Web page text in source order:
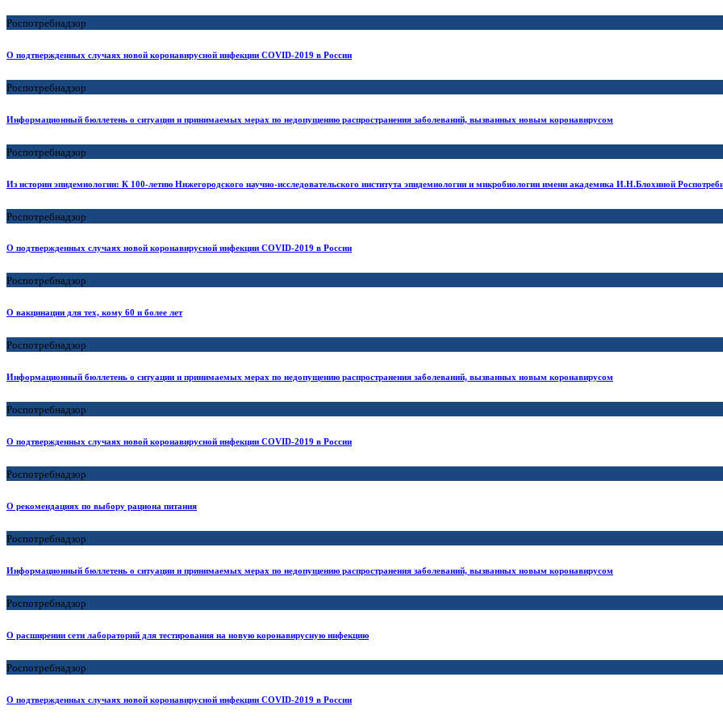
Роспотребнадзор
О подтвержденных случаях новой коронавирусной инфекции COVID-2019 в России
Роспотребнадзор
Информационный бюллетень о ситуации и принимаемых мерах по недопущению распространения заболеваний, вызванных новым коронавирусом
Роспотребнадзор
Из истории эпидемиологии: К 100-летию Нижегородского научно-исследовательского института эпидемиологии и микробиологии имени академика И.Н.Блохиной
Роспотребнадзор
О подтвержденных случаях новой коронавирусной инфекции COVID-2019 в России
Роспотребнадзор
О вакцинации для тех, кому 60 и более лет
Роспотребнадзор
Информационный бюллетень о ситуации и принимаемых мерах по недопущению распространения заболеваний, вызванных новым коронавирусом
Роспотребнадзор
О подтвержденных случаях новой коронавирусной инфекции COVID-2019 в России
Роспотребнадзор
О рекомендациях по выбору рациона питания
Роспотребнадзор
Информационный бюллетень о ситуации и принимаемых мерах по недопущению распространения заболеваний, вызванных новым коронавирусом
Роспотребнадзор
О расширении сети лабораторий для тестирования на новую коронавирусную инфекцию
Роспотребнадзор
О подтвержденных случаях новой коронавирусной инфекции COVID-2019 в России